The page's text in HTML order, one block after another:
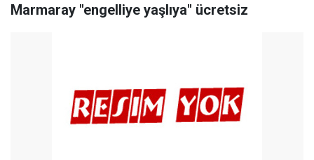
Marmaray "engelliye yaşlıya" ücretsiz